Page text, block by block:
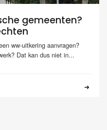
gemeenten?
ww-uitkering aanvragen?
Dat kan dus niet in...